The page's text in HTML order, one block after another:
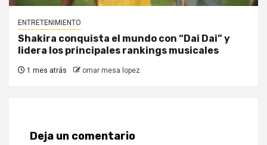
ENTRETENIMIENTO
Shakira conquista el mundo con “Dai Dai” y
lidera los principales rankings musicales
1 mes atrás omar mesa lopez
Deja un comentario